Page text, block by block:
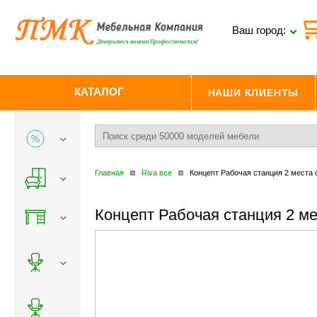
Ваш город:
КАТАЛОГ НАШИ КЛИЕНТЫ
Главная Riva все Концепт Рабочая станция 2
Концепт Рабочая станция 2